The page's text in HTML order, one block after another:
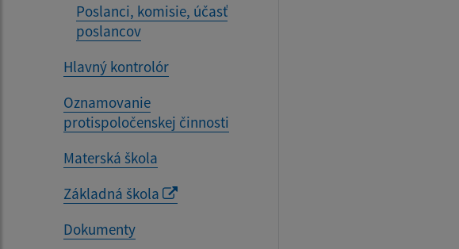
Poslanci, komisie, účasť
poslancov
Hlavný kontrolór
Oznamovanie
protispoločenskej činnosti
Materská škola
Základná škola
Dokumenty